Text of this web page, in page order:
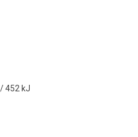
452 kJ